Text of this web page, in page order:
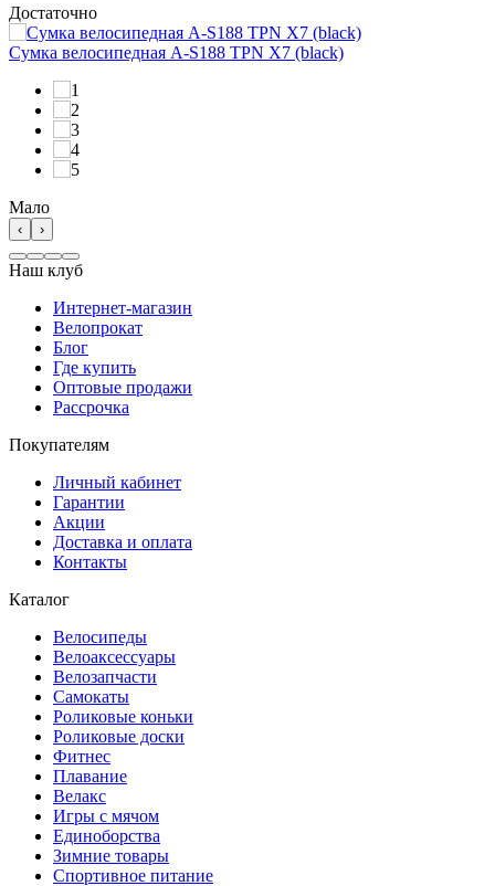
Достаточно
Сумка велосипедная A-S188 TPN X7 (black)
Мало
‹ ›
Наш клуб
Интернет-магазин
Велопрокат
Блог
Где купить
Оптовые продажи
Рассрочка
Покупателям
Личный кабинет
Гарантии
Акции
Доставка и оплата
Контакты
Каталог
Велосипеды
Велоаксессуары
Велозапчасти
Самокаты
Роликовые коньки
Роликовые доски
Фитнес
Плавание
Велакс
Игры с мячом
Единоборства
Зимние товары
Спортивное питание